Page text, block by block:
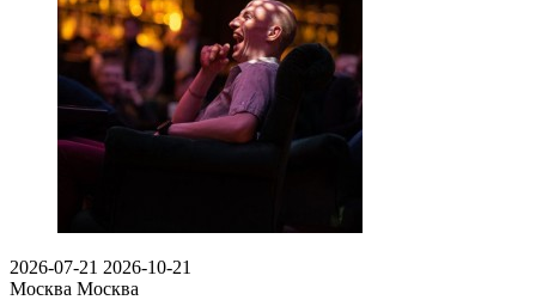
2026-07-21 2026-10-21
Москва Москва